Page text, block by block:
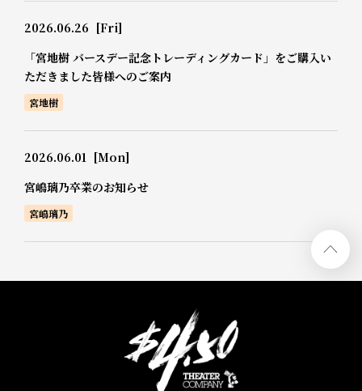
2026.06.26 [Fri]
「宮地樹 バースデー記念トレーディングカード」をご購入い
ただきました皆様へのご案内
宮地樹
2026.06.01 [Mon]
宮嶋璃乃卒業のお知らせ
宮嶋璃乃